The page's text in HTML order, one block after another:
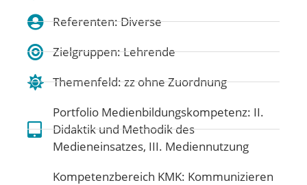
Referenten: Diverse
Zielgruppen: Lehrende
Themenfeld:zz ohne Zuordnung
Portfolio Medienbildungskompetenz: II.
Didaktik und Methodik des
Medieneinsatzes, III. Mediennutzung
Kompetenzbereich KMK: Kommunizieren